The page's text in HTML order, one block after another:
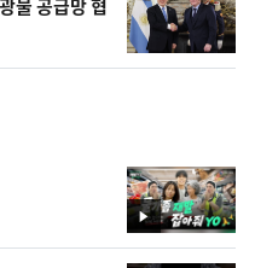
물 공급망 협
영
상